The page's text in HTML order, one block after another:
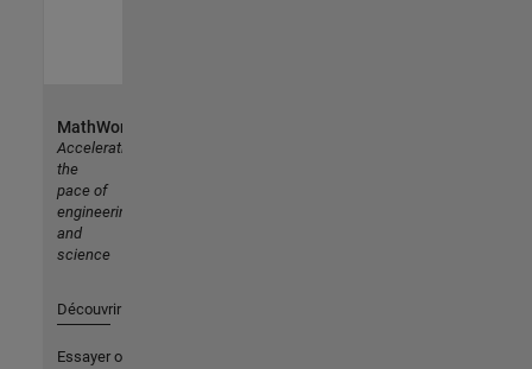
MathWorks
Accelerating
the
pace of
engineering
and
science
Découvrir les produits
Essayer ou acheter